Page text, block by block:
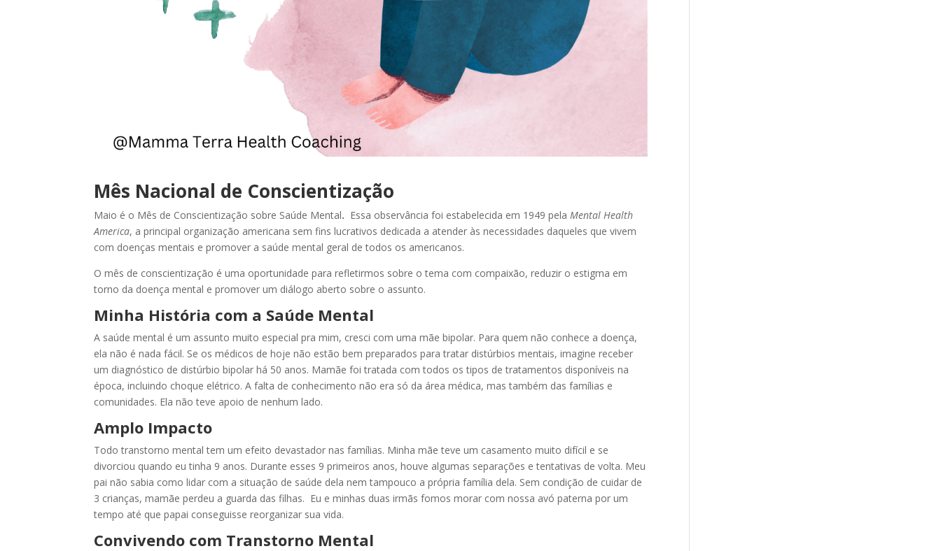
Mês Nacional de Conscientização
Maio é o Mês de Conscientização sobre Saúde Mental. Essa observância foi estabelecida em 1949 pela Mental Health
America, a principal organização americana sem fins lucrativos dedicada a atender às necessidades daqueles que vivem
com doenças mentais e promover a saúde mental geral de todos os americanos.
O mês de conscientização é uma oportunidade para refletirmos sobre o tema com compaixão, reduzir o estigma em
torno da doença mental e promover um diálogo aberto sobre o assunto.
Minha História com a Saúde Mental
A saúde mental é um assunto muito especial pra mim, cresci com uma mãe bipolar. Para quem não conhece a doença,
ela não é nada fácil. Se os médicos de hoje não estão bem preparados para tratar distúrbios mentais, imagine receber
um diagnóstico de distúrbio bipolar há 50 anos. Mamãe foi tratada com todos os tipos de tratamentos disponíveis na
época, incluindo choque elétrico. A falta de conhecimento não era só da área médica, mas também das famílias e
comunidades. Ela não teve apoio de nenhum lado.
Amplo Impacto
Todo transtorno mental tem um efeito devastador nas famílias. Minha mãe teve um casamento muito difícil e se
divorciou quando eu tinha 9 anos. Durante esses 9 primeiros anos, houve algumas separações e tentativas de volta. Meu
pai não sabia como lidar com a situação de saúde dela nem tampouco a própria família dela. Sem condição de cuidar de
3 crianças, mamãe perdeu a guarda das filhas. Eu e minhas duas irmãs fomos morar com nossa avó paterna por um
tempo até que papai conseguisse reorganizar sua vida.
Convivendo com Transtorno Mental